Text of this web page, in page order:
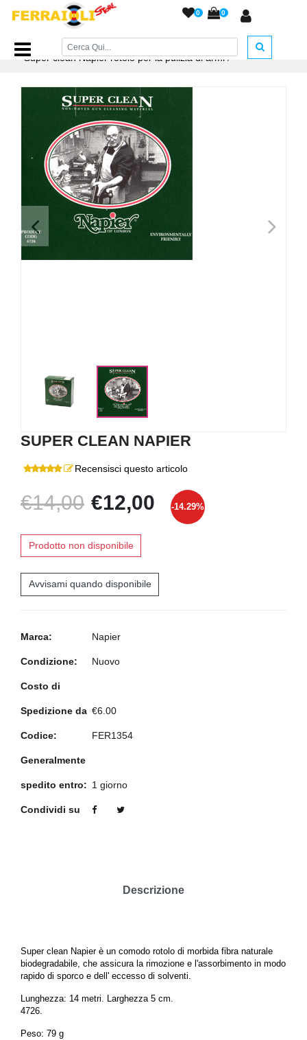
0 0
Home Page/ACCESSORI ARMERIA/Accessori Pulizia
Super clean Napier rotolo per la pulizia di armi/
< >
SUPER CLEAN NAPIER
Recensisci questo articolo
€14,00 €12,00 -14.29%
Prodotto non disponibile
Avvisami quando disponibile
Marca: Napier
Condizione: Nuovo
Costo di
Spedizione da €6.00
Codice: FER1354
Generalmente
spedito entro: 1 giorno
Condividi su
Descrizione
Super clean Napier è un comodo rotolo di morbida fibra naturale
biodegradabile, che assicura la rimozione e l'assorbimento in modo
rapido di sporco e dell' eccesso di solventi.
Lunghezza: 14 metri. Larghezza 5 cm.
4726.
Peso: 79 g